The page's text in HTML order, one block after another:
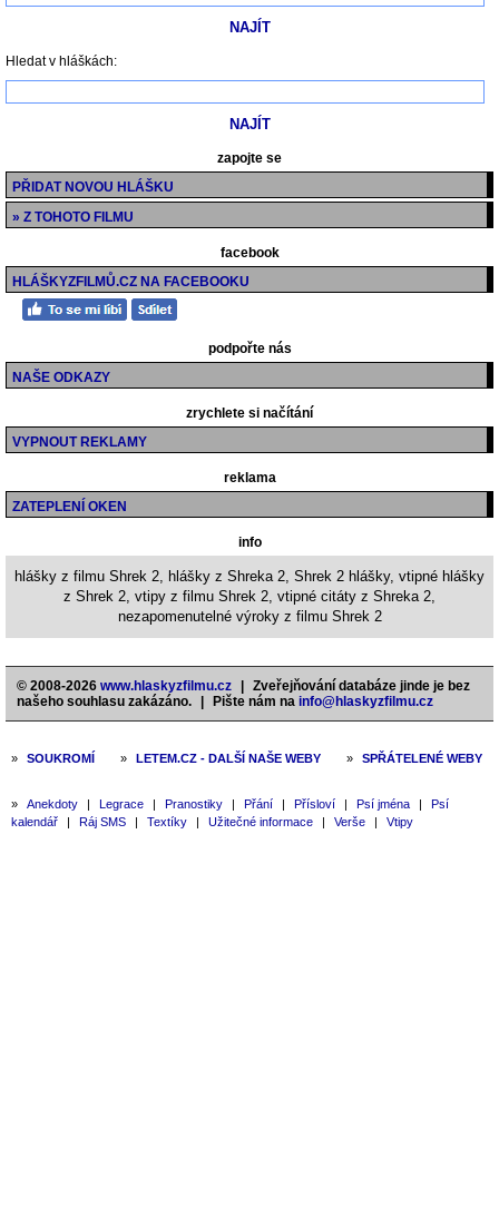
Hledat v hláškách:
zapojte se
PŘIDAT NOVOU HLÁŠKU
» Z TOHOTO FILMU
facebook
HLÁŠKYZFILMŮ.CZ NA FACEBOOKU
podpořte nás
NAŠE ODKAZY
zrychlete si načítání
VYPNOUT REKLAMY
reklama
ZATEPLENÍ OKEN
info
hlášky z filmu Shrek 2, hlášky z Shreka 2, Shrek 2 hlášky, vtipné hlášky
z Shrek 2, vtipy z filmu Shrek 2, vtipné citáty z Shreka 2,
nezapomenutelné výroky z filmu Shrek 2
© 2008-2026 www.hlaskyzfilmu.cz
Zveřejňování databáze jinde je bez
našeho souhlasu zakázáno.
Pište nám na info@hlaskyzfilmu.cz
» SOUKROMÍ » LETEM.CZ - DALŠÍ NAŠE WEBY » SPŘÁTELENÉ WEBY
» Anekdoty | Legrace | Pranostiky | Přání | Přísloví | Psí jména |
Psí
kalendář
| Ráj SMS | Textíky | Užitečné informace | Verše | Vtipy